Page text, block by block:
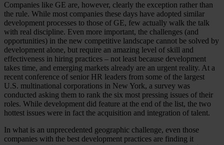
Companies like GE are, however, clearly the exception rather than
the rule. While most companies these days have adopted similar
development processes to those of GE, few actually walk the talk
with real discipline. Even more important, the challenges (and
opportunities) in the new competitive landscape cannot be solved by
development alone, but require an amazing level of skill and
effectiveness in hiring practices – not least because development
takes time, and emerging markets already are an urgent reality. At a
recent conference of senior HR leaders from some of the largest
U.S. multinational corporations in New York, a survey was
conducted asking them to rank the six most pressing issues of their
roles. While development did feature at the end of the list, the two
hottest issues were in fact the acquisition and integration of talent.
In what is an unprecedented geographic challenge, even those
companies with the best development practices are finding it